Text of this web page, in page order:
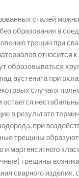
сталей
образования в
трещин при
образовываться
аустенита при
случаях
в результате
при
трещины
мартенситного
трещины
сварного изделия,